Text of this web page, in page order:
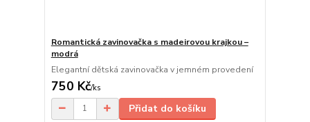
Romantická zavinovačka s madeirovou krajkou –
modrá
Elegantní dětská zavinovačka v jemném provedení
750 Kč/ks
Přidat do košíku